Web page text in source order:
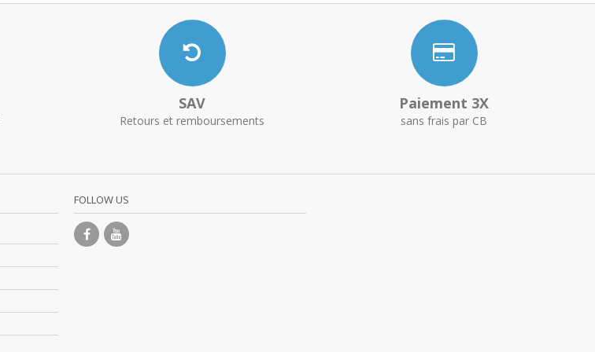
SAV
Retours et remboursements
Paiement 3X
sans frais par CB
FOLLOW US